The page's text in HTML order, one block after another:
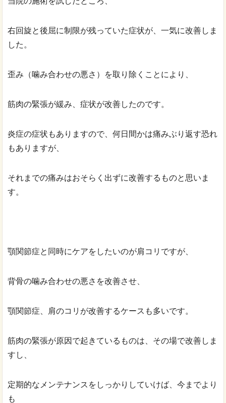
右回旋と後屈に制限が残っていた症状が、一気に改善しま
した。
歪み（噛み合わせの悪さ）を取り除くことにより、
筋肉の緊張が緩み、症状が改善したのです。
炎症の症状もありますので、何日間かは痛みぶり返す恐れ
もありますが、
それまでの痛みはおそらく出ずに改善するものと思いま
す。
顎関節症と同時にケアをしたいのが肩コリですが、
背骨の噛み合わせの悪さを改善させ、
顎関節症、肩のコリが改善するケースも多いです。
筋肉の緊張が原因で起きているものは、その場で改善しま
すし、
定期的なメンテナンスをしっかりしていけば、今までより
も